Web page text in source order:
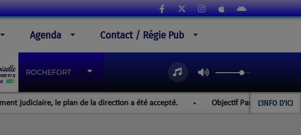
Agenda Contact / Régie Pub
ROCHEFORT
L'INFO D'ICI
le plan de la direction a été accepté. Objectif Paraguay et les